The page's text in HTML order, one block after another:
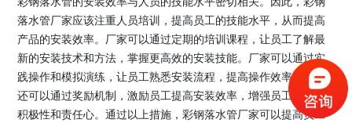
落水管厂家应该注重人员培训，提高员工的技能水平，从而提高
产品的安装效率。厂家可以通过定期的培训课程，让员工了解最
新的安装技术和方法，掌握更高效的安装技能。厂家可以通过实
践操作和模拟演练，让员工熟悉安装流程，提高操作效率。厂家
还可以通过奖励机制，激励员工提高安装效率，增强员工的工作
积极性和责任心。通过以上措施，彩钢落水管厂家可以提高员工